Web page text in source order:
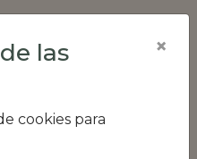
las
cookies para
×